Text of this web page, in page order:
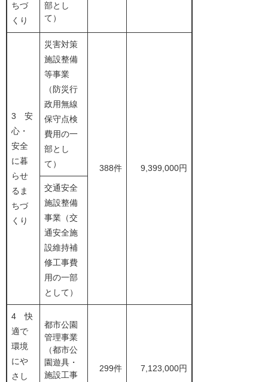
ちづ
くり
部とし
て）
3 安
心・
安全
に暮
らせ
るま
ちづ
くり
災害対策
施設整備
等事業
（防災行
政用無線
保守点検
費用の一
部とし
て）
388件 9,399,000円
交通安全
施設整備
事業（交
通安全施
設維持補
修工事費
用の一部
として）
4 快
適で
環境
にや
さし
都市公園
管理事業
（都市公
園遊具・
施設工事
299件 7,123,000円